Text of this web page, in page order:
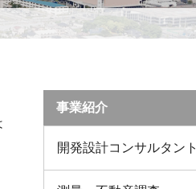
事業紹介
開発設計コンサルタント